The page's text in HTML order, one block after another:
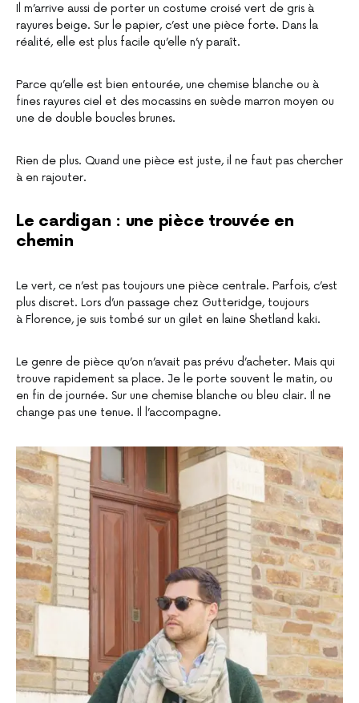
Il m’arrive aussi de porter un costume croisé vert de gris à
rayures beige. Sur le papier, c’est une pièce forte. Dans la
réalité, elle est plus facile qu’elle n’y paraît.
Parce qu’elle est bien entourée, une chemise blanche ou à
fines rayures ciel et des mocassins en suède marron moyen ou
une de double boucles brunes.
Rien de plus. Quand une pièce est juste, il ne faut pas chercher
à en rajouter.
Le cardigan : une pièce trouvée en
chemin
Le vert, ce n’est pas toujours une pièce centrale. Parfois, c’est
plus discret. Lors d’un passage chez Gutteridge, toujours
à Florence, je suis tombé sur un gilet en laine Shetland kaki.
Le genre de pièce qu’on n’avait pas prévu d’acheter. Mais qui
trouve rapidement sa place. Je le porte souvent le matin, ou
en fin de journée. Sur une chemise blanche ou bleu clair. Il ne
change pas une tenue. Il l’accompagne.